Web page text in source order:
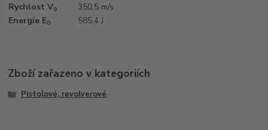
Rychlost V0
350,5 m/s
Energie E0 585,4 J
Zboží zařazeno v kategoriích
Pistolové, revolverové